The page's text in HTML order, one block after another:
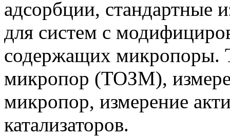
адсорбции, стандартные
для систем с
содержащих микропоры.
микропор (ТОЗМ),
микропор, измерение
катализаторов.